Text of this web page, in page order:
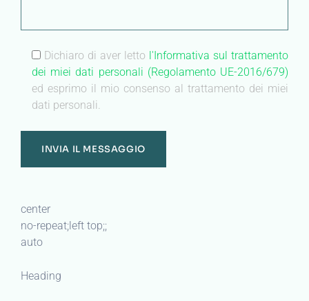
Dichiaro di aver letto l'Informativa sul trattamento
dei miei dati personali (Regolamento UE-2016/679)
ed esprimo il mio consenso al trattamento dei miei
dati personali.
center
no-repeat;left top;;
auto
Heading